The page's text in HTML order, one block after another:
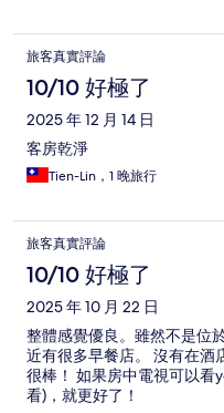
旅客真實評論
10/10 好極了
2025 年 12 月 14 日
客房乾淨
Tien-Lin，1 晚旅行
旅客真實評論
10/10 好極了
2025 年 10 月 22 日
整體感覺優良。雖然不是位
近有很多早餐店。 沒有在酒
很棒！ 如果房中電視可以
看)，就更好了！